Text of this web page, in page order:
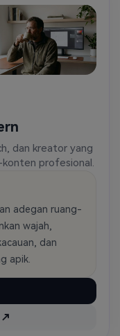
dan kreator yang
konten profesional.
adegan ruang-
wajah,
dan
apik.
↗